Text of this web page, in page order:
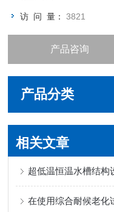
访 问 量：3821
产品咨询
产品分类
相关文章
超低温恒温水槽结构
在使用综合耐候老化